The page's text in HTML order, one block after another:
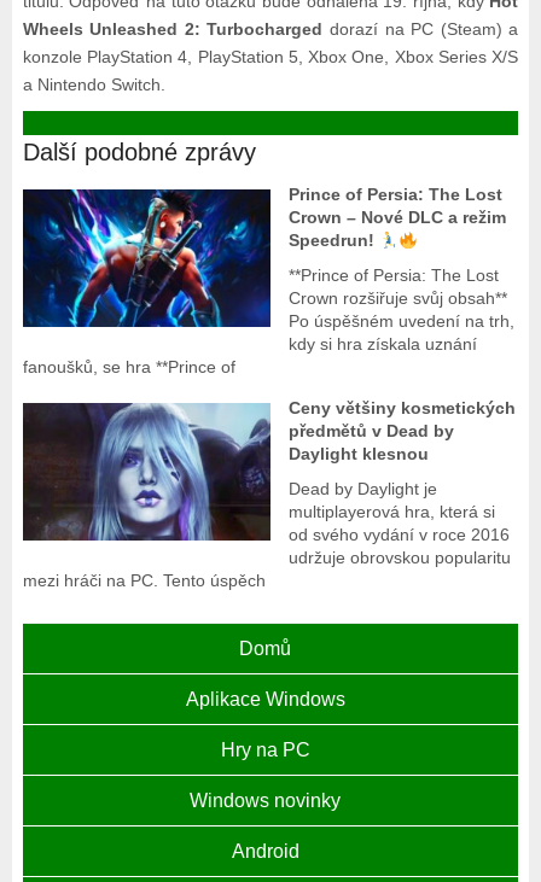
Wheels Unleashed 2: Turbocharged dorazí na PC (Steam) a
konzole PlayStation 4, PlayStation 5, Xbox One, Xbox Series X/S
a Nintendo Switch.
Další podobné zprávy
Prince of Persia: The Lost
Crown – Nové DLC a režim
Speedrun!
**Prince of Persia: The Lost
Crown rozšiřuje svůj obsah**
Po úspěšném uvedení na trh,
kdy si hra získala uznání
fanoušků, se hra **Prince of
Ceny většiny kosmetických
předmětů v Dead by
Daylight klesnou
Dead by Daylight je
multiplayerová hra, která si
od svého vydání v roce 2016
udržuje obrovskou popularitu
mezi hráči na PC. Tento úspěch
Domů
Aplikace Windows
Hry na PC
Windows novinky
Android